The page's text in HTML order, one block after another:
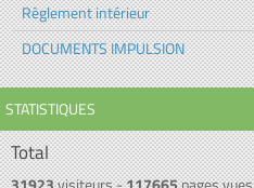
Règlement intérieur
DOCUMENTS IMPULSION
STATISTIQUES
Total